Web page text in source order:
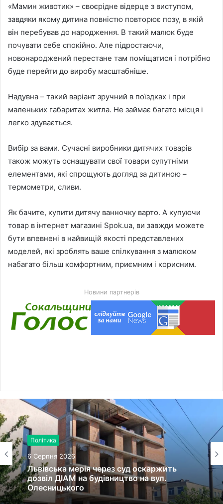
«Мамин животик» – своєрідне відерце з виступом,
завдяки якому дитина повністю повторює позу, в якій
він перебував до народження. В такий малюк буде
почувати себе спокійно. Але підростаючи,
новонароджений перестане там поміщатися і потрібно
буде перейти до виробу масштабніше.
Надувна – такий варіант зручний в поїздках і при
маленьких габаритах житла. Не займає багато місця і
легко здувається.
Вибір за вами. Сучасні виробники дитячих товарів
також можуть оснащувати свої товари супутніми
елементами, які спрощують догляд за дитиною –
термометри, сливи.
Як бачите, купити дитячу ванночку варто. А купуючи
товар в інтернет магазині Spok.ua, ви завжди можете
бути впевнені в найвищій якості представлених
моделей, які зроблять ваше спілкування з малюком
набагато більш комфортним, приємним і корисним.
Новини партнерів
Політика
6 Серпня 2026
Львівська мерія через суд оскаржить
дозвіл ДІАМ на будівництво на вул.
Олесницького